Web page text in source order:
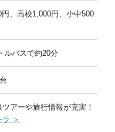
、高校1,000円、小中500
ルバスで約20分
アーや旅行情報が充実！
＞